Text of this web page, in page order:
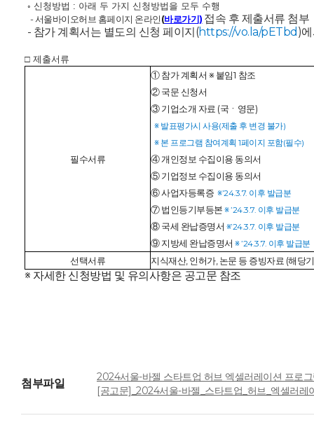
◦ 신청방법 : 아래 두 가지 신청방법을 모두 수행
- 서울바이오허브 홈페이지 온라인(바로가기) 접속 후 제출서류 첨부
- 참가 계획서는 별도의 신청 페이지(https://vo.la/pETbd )
□ 제출서류
필수서류
① 참가 계획서 ※ 붙임1 참조
② 국문 신청서
③ 기업소개 자료 (국ㆍ영문)
※ 발표평가시 사용(제출 후 변경 불가)
※ 본 프로그램 참여계획 1페이지 포함(필수)
④ 개인정보 수집이용 동의서
⑤ 기업정보 수집이용 동의서
⑥ 사업자등록증 ※’24.3.7. 이후 발급분
⑦ 법인등기부등본 ※ ’24.3.7. 이후 발급분
⑧ 국세 완납증명서 ※’24.3.7. 이후 발급분
⑨ 지방세 완납증명서 ※ ’24.3.7. 이후 발급분
선택서류 지식재산, 인허가, 논문 등 증빙자료 (해당
※ 자세한 신청방법 및 유의사항은 공고문 참조
첨부파일
2024서울-바젤 스타트업 허브 엑셀러레이션 프로
[공고문]_2024서울-바젤_스타트업_허브_엑셀러